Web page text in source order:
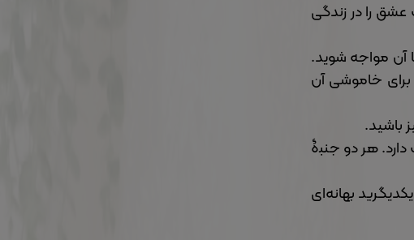
عشق را در زندگی
آن مواجه شوید.
خاموشی آن
باشید.
هر دو جنبۀ
بهانه‌ای